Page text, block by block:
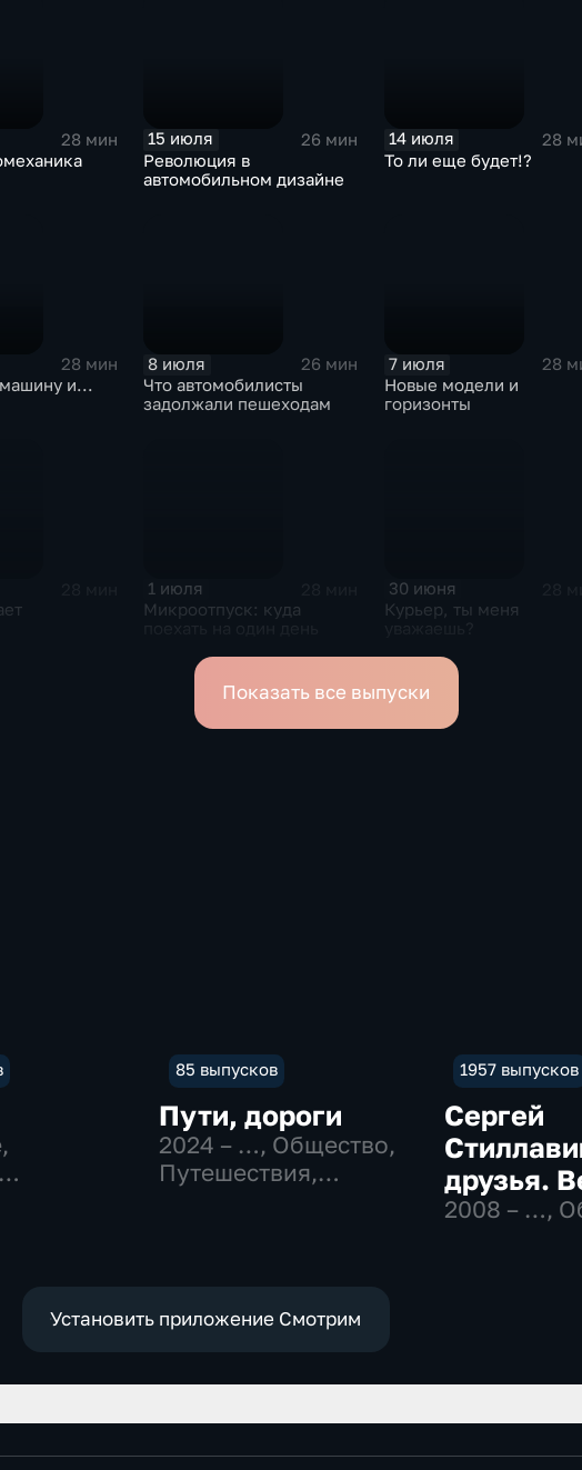
28 мин
15 июля
26 мин
Революция в
автомобильном дизайне
14 июля
28
То ли еще будет!?
28 мин
и...
8 июля
26 мин
Что автомобилисты
задолжали пешеходам
7 июля
28
Новые модели и
горизонты
1 июля
Микроотпуск: куда
30 июня
Курьер, ты меня
Показать все выпуски
85 выпусков
Пути, дороги
2024 – …, Общество,
Путешествия,
1957 выпусков
Сергей
друзья.
2008 – …,
Установить приложение Смотрим